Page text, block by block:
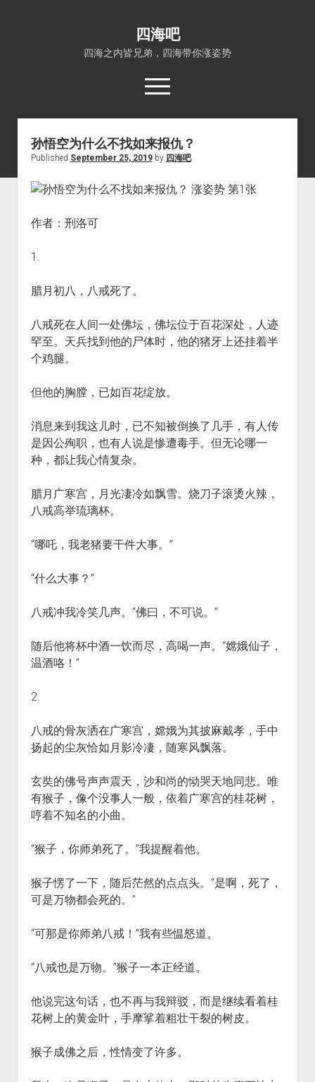
四海吧
四海之内皆兄弟，四海带你涨姿势
open
menu
首页
四海知识
open
menu
涨姿势
火星情报局
音乐推荐
关于四海吧
孙悟空为什么不找如来报仇？
Published September 25, 2019by 四海吧
作者：刑洛可 ​
1.
腊月初八，八戒死了。
八戒死在人间一处佛坛，佛坛位于百花深处，人迹
罕至。天兵找到他的尸体时，他的猪牙上还挂着半
个鸡腿。
但他的胸膛，已如百花绽放。
消息来到我这儿时，已不知被倒换了几手，有人传
是因公殉职，也有人说是惨遭毒手。但无论哪一
种，都让我心情复杂。
腊月广寒宫，月光凄冷如飘雪。烧刀子滚烫火辣，
八戒高举琉璃杯。
“哪吒，我老猪要干件大事。”
“什么大事？”
八戒冲我冷笑几声。“佛曰，不可说。”
随后他将杯中酒一饮而尽，高喝一声。“嫦娥仙子，
温酒咯！”
2.
八戒的骨灰洒在广寒宫，嫦娥为其披麻戴孝，手中
扬起的尘灰恰如月影冷凄，随寒风飘落。
玄奘的佛号声声震天，沙和尚的恸哭天地同悲。唯
有猴子，像个没事人一般，依着广寒宫的桂花树，
哼着不知名的小曲。
“猴子，你师弟死了。”我提醒着他。
猴子愣了一下，随后茫然的点点头。“是啊，死了，
可是万物都会死的。”
“可那是你师弟八戒！”我有些愠怒道。
“八戒也是万物。”猴子一本正经道。
他说完这句话，也不再与我辩驳，而是继续看着桂
花树上的黄金叶，手摩挲着粗壮干裂的树皮。
猴子成佛之后，性情变了许多。